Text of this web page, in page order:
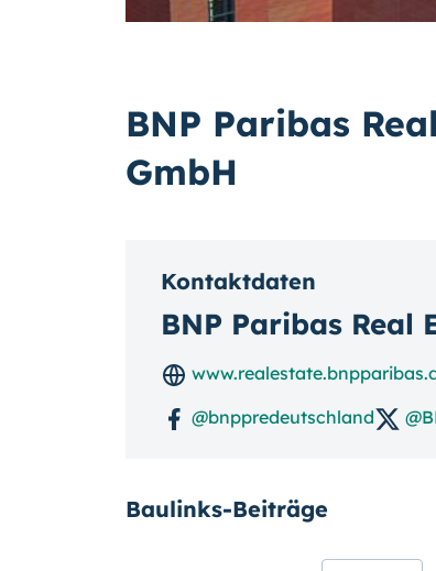
BNP Paribas
GmbH
Kontaktdaten
BNP Paribas Real
@bnppredeutschland
Baulinks-Beiträge